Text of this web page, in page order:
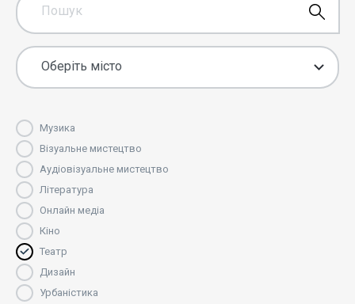
Оберіть місто
Музика
Візуальне мистецтво
Аудіовізуальне мистецтво
Література
Онлайн медіа
Кіно
Театр
Дизайн
Урбаністика